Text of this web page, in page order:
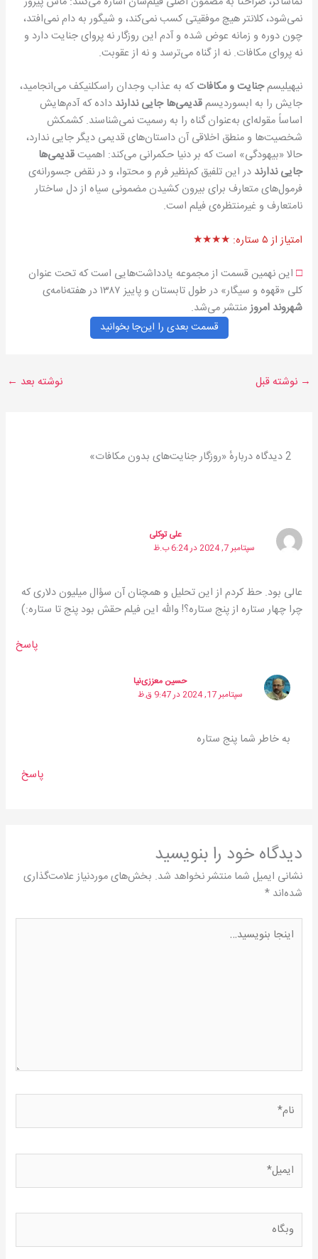
نمی‌شود، كلانتر هیچ موفقیتی كسب نمی‌كند، و شیگور به دام نمی‌افتد،
چون دوره و زمانه عوض شده و آدم این روزگار نه پروای جنایت دارد و
نه پروای مكافات. نه از گناه می‌ترسد و نه از عقوبت.
نیهیلیسمجنایت و مكافاتكه به عذاب وجدان راسكلنیكف می‌انجامید،
جایش را به ابسوردیسمقدیمی‌ها جایی ندارند داده كه آدم‌هایش
اساساً مقوله‌ای به‌عنوان گناه را به رسمیت نمی‌شناسند. كشمكش
شخصیت‌ها و منطق اخلاقی آن داستان‌های قدیمی دیگر جایی ندارد،
حالا «بیهودگی» است كه بر دنیا حكمرانی می‌كند: اهمیتقدیمی‌ها
جایی ندارند در این تلفیق كم‌نظیر فرم و محتوا، و در نقض جسورانه‌ی
فرمول‌های متعارف برای بیرون كشیدن مضمونی سیاه از دل ساختار
نامتعارف و غیرمنتظره‌ی فیلم است.
امتیاز از ۵ ستاره: ★★★★
□ این نهمین قسمت از مجموعه یادداشت‌هایی است که تحت عنوان
کلی «قهوه و سیگار» در طول تابستان و پاییز ۱۳۸۷ در هفته‌‌نامه‌ی
شهروند امروزمنتشر می‌شد.
قسمت بعدی را این‌جا بخوانید
→ نوشته قبل نوشته بعد ←
2 دیدگاه دربارهٔ «روزگار جنایت‌های بدون مكافات»
علی توکلی
سپتامبر 7, 2024 در 6:24 ب.ظ
عالی بود. حظ کردم از این تحلیل و همچنان آن سؤال میلیون دلاری که
چرا چهار ستاره از پنج ستاره؟! والله این فیلم حقش بود پنج تا ستاره:)
پاسخ
حسین معززی‌نیا
سپتامبر 17, 2024 در 9:47 ق.ظ
به خاطر شما پنج ستاره
پاسخ
دیدگاه‌ خود را بنویسید
نشانی ایمیل شما منتشر نخواهد شد. بخش‌های موردنیاز علامت‌گذاری
شده‌اند*
بنویسید…
نام*
وبگاه